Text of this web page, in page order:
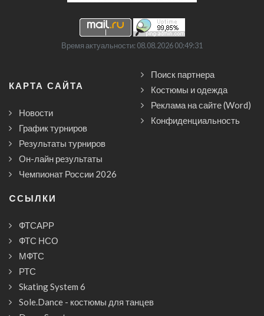
Время актуальности: 08.08.2026 00:49:31
КАРТА САЙТА
Новости
График турниров
Результаты турниров
Он-лайн результаты
Чемпионат России 2026
Поиск партнера
Костюмы и одежда
Реклама на сайте (Word)
Конфиденциальность
CСЫЛКИ
ФТСАРР
ФТС НСО
МФТС
РТС
Skating System 6
Sole.Dance - костюмы для танцев